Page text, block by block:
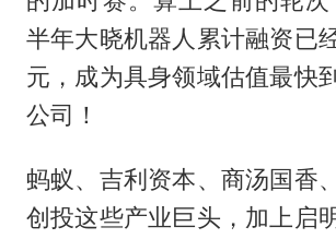
半年大晓机器人累计融资已
元，成为具身领域估值最快
公司！
蚂蚁、吉利资本、商汤国香
创投这些产业巨头，加上启